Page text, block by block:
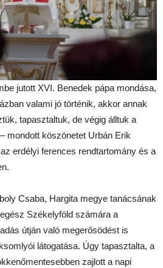
jutott XVI. Benedek pápa mondása,
valami jó történik, akkor annak
tapasztaltuk, de végig álltuk a
mondott köszönetet Urbán Erik
erdélyi ferences rendtartomány és a
Csaba, Hargita megye tanácsának
Székelyföld számára a
útján való megerősödést is
látogatása. Úgy tapasztalta, a
zajlott a napi